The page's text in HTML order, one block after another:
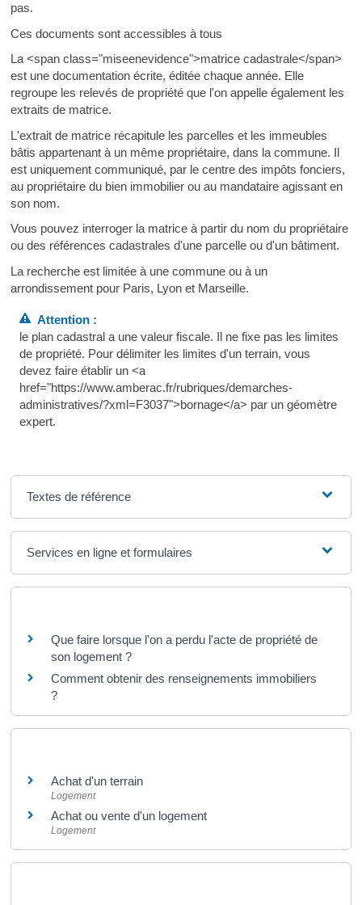
pas.
Ces documents sont accessibles à tous
La <span class="miseenevidence">matrice cadastrale</span>
est une documentation écrite, éditée chaque année. Elle
regroupe les relevés de propriété que l'on appelle également les
extraits de matrice.
L'extrait de matrice récapitule les parcelles et les immeubles
bâtis appartenant à un même propriétaire, dans la commune. Il
est uniquement communiqué, par le centre des impôts fonciers,
au propriétaire du bien immobilier ou au mandataire agissant en
son nom.
Vous pouvez interroger la matrice à partir du nom du propriétaire
ou des références cadastrales d'une parcelle ou d'un bâtiment.
La recherche est limitée à une commune ou à un
arrondissement pour Paris, Lyon et Marseille.
Attention :
le plan cadastral a une valeur fiscale. Il ne fixe pas les limites
de propriété. Pour délimiter les limites d'un terrain, vous
devez faire établir un <a
href="https://www.amberac.fr/rubriques/demarches-
administratives/?xml=F3037">bornage</a> par un géomètre
expert.
Textes de référence
Services en ligne et formulaires
Que faire lorsque l'on a perdu l'acte de propriété de
son logement ?
Comment obtenir des renseignements immobiliers
?
Achat d'un terrain
Logement
Achat ou vente d'un logement
Logement